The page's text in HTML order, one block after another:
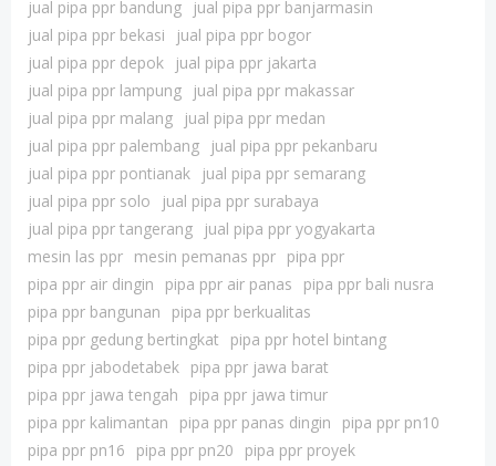
jual pipa ppr bandung
jual pipa ppr banjarmasin
jual pipa ppr bekasi
jual pipa ppr bogor
jual pipa ppr depok
jual pipa ppr jakarta
jual pipa ppr lampung
jual pipa ppr makassar
jual pipa ppr malang
jual pipa ppr medan
jual pipa ppr palembang
jual pipa ppr pekanbaru
jual pipa ppr pontianak
jual pipa ppr semarang
jual pipa ppr solo
jual pipa ppr surabaya
jual pipa ppr tangerang
jual pipa ppr yogyakarta
mesin las ppr mesin pemanas ppr pipa ppr
pipa ppr air dingin
pipa ppr air panas
pipa ppr bali nusra
pipa ppr bangunan
pipa ppr berkualitas
pipa ppr gedung bertingkat
pipa ppr hotel bintang
pipa ppr jabodetabek pipa ppr jawa barat
pipa ppr jawa tengah
pipa ppr jawa timur
pipa ppr kalimantan
pipa ppr panas dingin
pipa ppr pn10
pipa ppr pn16
pipa ppr pn20
pipa ppr proyek